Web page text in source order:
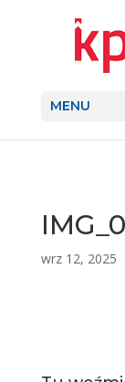
MENU
wrz 12, 2025